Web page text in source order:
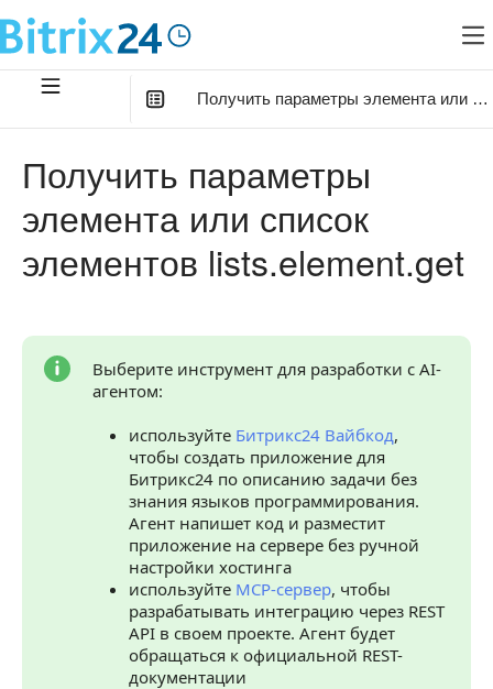
Получить параметры элемента или
Параметры метода
Обработка ответа
Обработка ошибок
Возможные коды ошибок
Статусы и коды системных ошибок
Продолжите изучение
Получить параметры
элемента или список
элементов lists.element.get
Выберите инструмент для разработки с AI-
агентом:
используйте Битрикс24 Вайбкод,
чтобы создать приложение для
Битрикс24 по описанию задачи без
знания языков программирования.
Агент напишет код и разместит
приложение на сервере без ручной
настройки хостинга
используйте MCP-сервер, чтобы
разрабатывать интеграцию через REST
API в своем проекте. Агент будет
обращаться к официальной REST-
документации